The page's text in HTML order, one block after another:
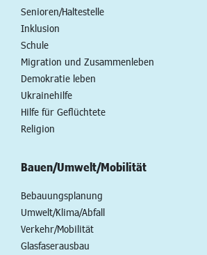
Senioren/Haltestelle
Inklusion
Schule
Migration und Zusammenleben
Demokratie leben
Ukrainehilfe
Hilfe für Geflüchtete
Religion
Bauen/Umwelt/Mobilität
Bebauungsplanung
Umwelt/Klima/Abfall
Verkehr/Mobilität
Glasfaserausbau